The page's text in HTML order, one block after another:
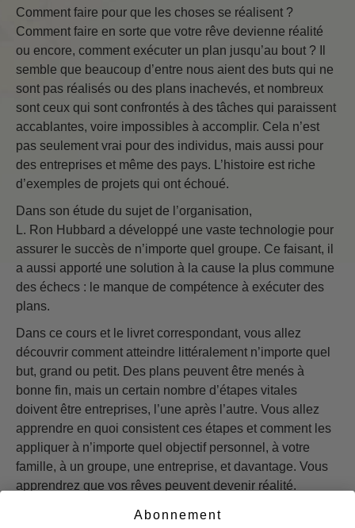
Comment faire pour que les choses se réalisent ?
Comment faire en sorte que votre rêve devienne réalité
ou encore, comment exécuter un plan jusqu’au bout ? Il
semble que beaucoup d’entre nous aient des buts qui ne
sont pas réalisés ou des plans inachevés, et nombreux
sont ceux qui sont confrontés à des tâches qui paraissent
accablantes, voire impossibles à accomplir. Cela n’est
pas seulement vrai pour des individus, mais aussi pour
des entreprises et même des pays. L’histoire est riche
d’exemples de projets qui ont échoué.
Dans son étude du sujet de l’organisation,
L. Ron Hubbard a développé une vaste technologie pour
assurer le succès de n’importe quel groupe. Ce faisant, il
a aussi apporté une solution à la cause la plus commune
des échecs : le manque de compétence à exécuter des
plans.
Dans ce cours et le livret correspondant, vous allez
découvrir comment atteindre littéralement n’importe quel
but, grand ou petit. Des plans peuvent être menés à
bonne fin, mais un certain nombre d’étapes vitales
doivent être entreprises, l’une après l’autre. Vous allez
apprendre en quoi consistent ces étapes et comment les
appliquer à n’importe quel objectif personnel, à votre
famille, à un groupe, une entreprise, et davantage. Vous
apprendrez que vos rêves peuvent devenir réalité.
Commencer maintenant >>
Abonnement